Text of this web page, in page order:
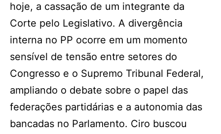
hoje, a cassação de um integrante da
Corte pelo Legislativo. A divergência
interna no PP ocorre em um momento
sensível de tensão entre setores do
Congresso e o Supremo Tribunal Federal,
ampliando o debate sobre o papel das
federações partidárias e a autonomia das
bancadas no Parlamento. Ciro buscou